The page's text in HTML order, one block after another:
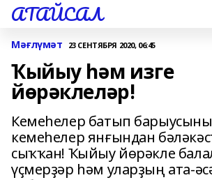
АТАЙСАЛ
Мәғлүмәт 23 СЕНТЯБРЯ 2020, 06:45
Ҡыйыу һәм изге
йөрәклеләр!
Кемеһелер батып
кемеһелер янғындан
сыҡҡан! Ҡыйыу йөрәкле
үҫмерҙәр һәм уларҙың ата-